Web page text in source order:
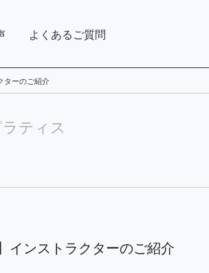
よくあるご質問
ターのご紹介
ティス
インストラクターのご紹介